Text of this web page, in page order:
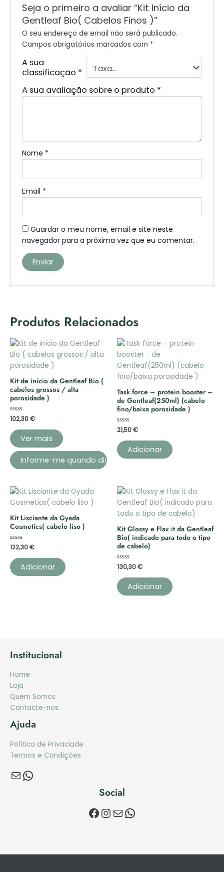
Seja o primeiro a avaliar “Kit Início da
Gentleaf Bio( Cabelos Finos )”
O seu endereço de email não será publicado.
Campos obrigatórios marcados com *
A sua
classificação *
A sua avaliação sobre o produto *
Nome *
Email *
Guardar o meu nome, email e site neste
navegador para a próxima vez que eu comentar.
Produtos Relacionados
Kit de início da Gentleaf Bio (
cabelos grossos / alta
porosidade )
Avaliação
0
5
102,30€
Ver mais
Task force – protein booster –
de Gentleaf(250ml) (cabelo
fino/baixa porosidade )
Avaliação
0
5
21,50€
Adicionar
Kit Lisciante da Gyada
Cosmetics( cabelo liso )
Avaliação
0
de
5
122,30€
Adicionar
Kit Glossy e Flax it da Gentleaf
Bio( indicado para todo o tipo
de cabelo)
Avaliação
0
de
5
130,30€
Adicionar
Institucional
Home
Loja
Quem Somos
Contacte-nos
Ajuda
Política de Privaciade
Termos e Condições
Social